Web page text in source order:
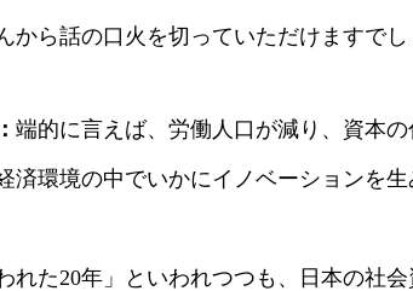
から話の口火を切っていただけますでし
端的に言えば、労働人口が減り、資本
済環境の中でいかにイノベーションを
われた20年」といわれつつも、日本の社